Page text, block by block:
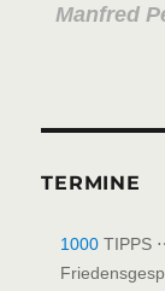
Manfred
TERMINE
1000 TIPPS